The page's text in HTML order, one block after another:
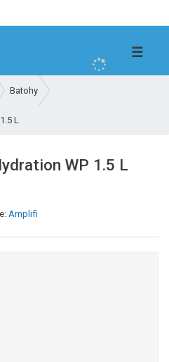
t
☰
Batohy
L
WP 1.5 L
Amplifi